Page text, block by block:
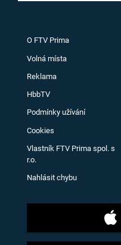
O FTV Prima
Volná místa
Reklama
HbbTV
Podmínky užívání
Cookies
Vlastník FTV Prima spol. s
r.o.
Nahlásit chybu